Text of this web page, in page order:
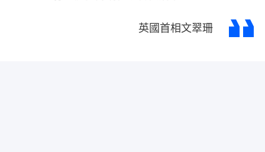
英國首相文翠珊